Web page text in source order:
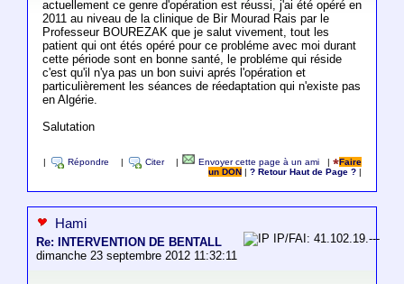
actuellement ce genre d'opération est réussi, j'ai été opéré en
2011 au niveau de la clinique de Bir Mourad Rais par le
Professeur BOUREZAK que je salut vivement, tout les
patient qui ont étés opéré pour ce probléme avec moi durant
cette période sont en bonne santé, le probléme qui réside
c'est qu'il n'ya pas un bon suivi aprés l'opération et
particulièrement les séances de réedaptation qui n'existe pas
en Algérie.
Salutation
Répondre Citer Envoyer cette page à un ami |
Faire
un DON
|? Retour Haut de Page ?
Hami
Re: INTERVENTION DE BENTALL
dimanche 23 septembre 2012 11:32:11
IP/FAI: 41.102.19.---